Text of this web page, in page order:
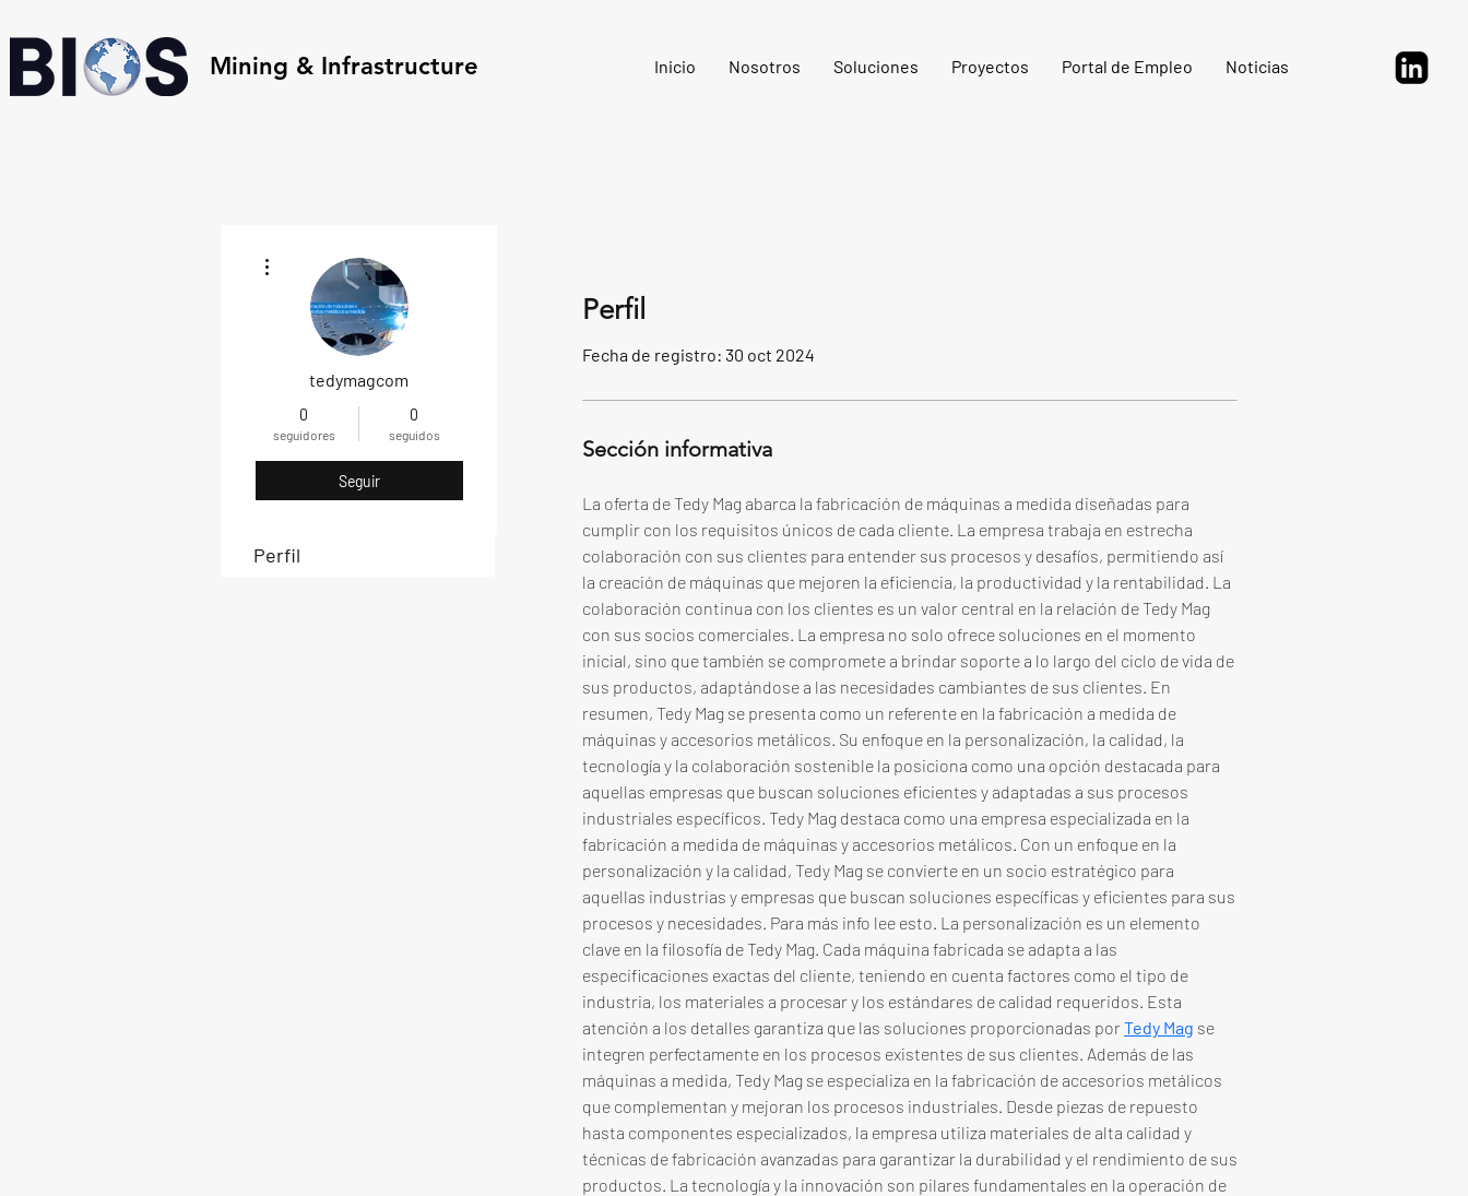
Mining & Infrastructure Inicio Nosotros Soluciones Proyectos Portal de Empleo Noticias
Perfil
Fecha de registro: 30 oct 2024
Sección informativa
La oferta de Tedy Mag abarca la fabricación de máquinas a medida diseñadas para
cumplir con los requisitos únicos de cada cliente. La empresa trabaja en estrecha
colaboración con sus clientes para entender sus procesos y desafíos, permitiendo así
la creación de máquinas que mejoren la eficiencia, la productividad y la rentabilidad. La
colaboración continua con los clientes es un valor central en la relación de Tedy Mag
con sus socios comerciales. La empresa no solo ofrece soluciones en el momento
inicial, sino que también se compromete a brindar soporte a lo largo del ciclo de vida de
sus productos, adaptándose a las necesidades cambiantes de sus clientes. En
resumen, Tedy Mag se presenta como un referente en la fabricación a medida de
máquinas y accesorios metálicos. Su enfoque en la personalización, la calidad, la
tecnología y la colaboración sostenible la posiciona como una opción destacada para
aquellas empresas que buscan soluciones eficientes y adaptadas a sus procesos
industriales específicos. Tedy Mag destaca como una empresa especializada en la
fabricación a medida de máquinas y accesorios metálicos. Con un enfoque en la
personalización y la calidad, Tedy Mag se convierte en un socio estratégico para
aquellas industrias y empresas que buscan soluciones específicas y eficientes para sus
procesos y necesidades. Para más info lee esto. La personalización es un elemento
clave en la filosofía de Tedy Mag. Cada máquina fabricada se adapta a las
especificaciones exactas del cliente, teniendo en cuenta factores como el tipo de
industria, los materiales a procesar y los estándares de calidad requeridos. Esta
atención a los detalles garantiza que las soluciones proporcionadas por Tedy Mag se
integren perfectamente en los procesos existentes de sus clientes. Además de las
máquinas a medida, Tedy Mag se especializa en la fabricación de accesorios metálicos
que complementan y mejoran los procesos industriales. Desde piezas de repuesto
hasta componentes especializados, la empresa utiliza materiales de alta calidad y
técnicas de fabricación avanzadas para garantizar la durabilidad y el rendimiento de sus
productos. La tecnología y la innovación son pilares fundamentales en la operación de
tedymagcom
0
seguidores
0
seguidos
Seguir
Perfil